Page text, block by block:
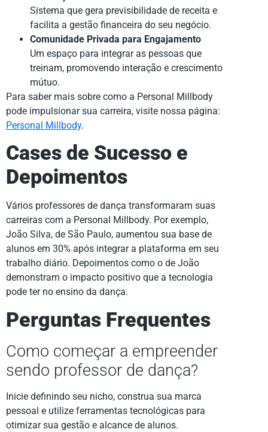
Sistema que gera previsibilidade de receita e
facilita a gestão financeira do seu negócio.
Comunidade Privada para Engajamento
Um espaço para integrar as pessoas que
treinam, promovendo interação e crescimento
mútuo.
Para saber mais sobre como a Personal Millbody
pode impulsionar sua carreira, visite nossa página:
Personal Millbody.
Cases de Sucesso e
Depoimentos
Vários professores de dança transformaram suas
carreiras com a Personal Millbody. Por exemplo,
João Silva, de São Paulo, aumentou sua base de
alunos em 30% após integrar a plataforma em seu
trabalho diário. Depoimentos como o de João
demonstram o impacto positivo que a tecnologia
pode ter no ensino da dança.
Perguntas Frequentes
Como começar a empreender
sendo professor de dança?
Inicie definindo seu nicho, construa sua marca
pessoal e utilize ferramentas tecnológicas para
otimizar sua gestão e alcance de alunos.